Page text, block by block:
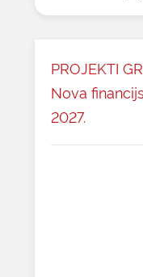
PROJEKTI
Nova
2027.